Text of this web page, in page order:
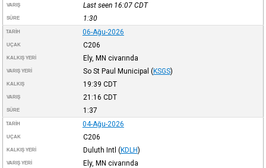
VARIŞ Last seen 16:07 CDT
SÜRE 1:30
TARIH 06-Ağu-2026
UÇAK C206
KALKIŞ YERI Ely, MN civarında
VARIŞ YERI So St Paul Municipal (KSGS)
KALKIŞ 19:39 CDT
VARIŞ 21:16 CDT
SÜRE 1:37
TARIH 04-Ağu-2026
UÇAK C206
KALKIŞ YERI Duluth Intl (KDLH)
VARIŞ YERI Ely, MN civarında